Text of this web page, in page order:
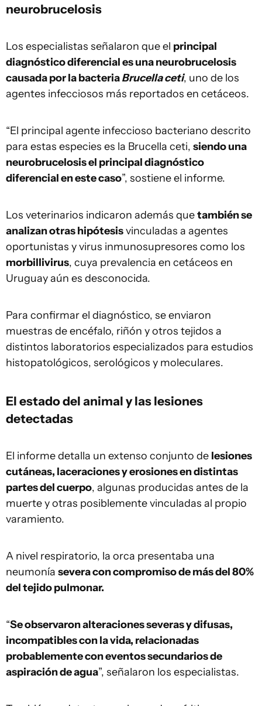
neurobrucelosis
Los especialistas señalaron que el principal
diagnóstico diferencial es una neurobrucelosis
causada por la bacteriaBrucella ceti, uno de los
agentes infecciosos más reportados en cetáceos.
“El principal agente infeccioso bacteriano descrito
para estas especies es la Brucella ceti, siendo una
neurobrucelosis el principal diagnóstico
diferencial en este caso”, sostiene el informe.
Los veterinarios indicaron además quetambién se
analizan otras hipótesisvinculadas a agentes
oportunistas y virus inmunosupresores como los
morbillivirus, cuya prevalencia en cetáceos en
Uruguay aún es desconocida.
Para confirmar el diagnóstico, se enviaron
muestras de encéfalo, riñón y otros tejidos a
distintos laboratorios especializados para estudios
histopatológicos, serológicos y moleculares.
El estado del animal y las lesiones
detectadas
El informe detalla un extenso conjunto de lesiones
cutáneas, laceraciones y erosiones en distintas
partes del cuerpo, algunas producidas antes de la
muerte y otras posiblemente vinculadas al propio
varamiento.
A nivel respiratorio, la orca presentaba una
neumonía severa con compromiso de más del 80%
del tejido pulmonar.
“Se observaron alteraciones severas y difusas,
incompatibles con la vida, relacionadas
probablemente con eventos secundarios de
aspiración de agua”, señalaron los especialistas.